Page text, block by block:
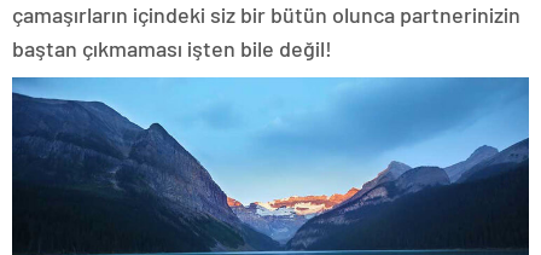
çamaşırların içindeki siz bir bütün olunca partnerinizin
baştan çıkmaması işten bile değil!